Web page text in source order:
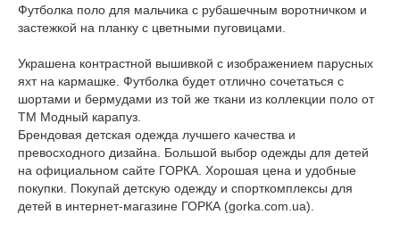
Футболка поло для мальчика с рубашечным воротничком и
застежкой на планку с цветными пуговицами.
Украшена контрастной вышивкой с изображением парусных
яхт на кармашке. Футболка будет отлично сочетаться с
шортами и бермудами из той же ткани из коллекции поло от
ТМ Модный карапуз.
Брендовая детская одежда лучшего качества и
превосходного дизайна. Большой выбор одежды для детей
на официальном сайте ГОРКА. Хорошая цена и удобные
покупки. Покупай детскую одежду и спорткомплексы для
детей в интернет-магазине ГОРКА (gorka.com.ua).